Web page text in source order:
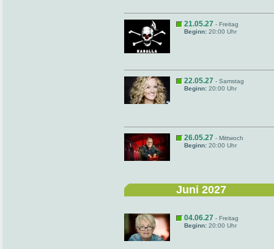
21.05.27 - Freitag
Beginn: 20:00 Uhr
22.05.27 - Samstag
Beginn: 20:00 Uhr
26.05.27 - Mittwoch
Beginn: 20:00 Uhr
Juni 2027
04.06.27 - Freitag
Beginn: 20:00 Uhr